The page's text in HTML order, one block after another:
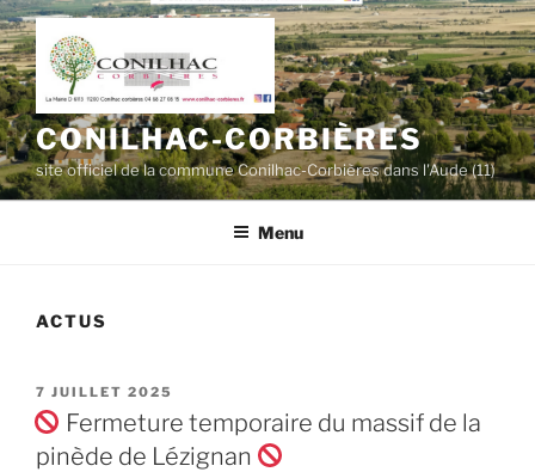
Aller
au
contenu
principal
CONILHAC-CORBIÈRES
site officiel de la commune Conilhac-Corbières dans l'Aude (11)
Menu
ACTUS
PUBLIÉ
LE
7 JUILLET 2025
Fermeture temporaire du massif de la
pinède de Lézignan